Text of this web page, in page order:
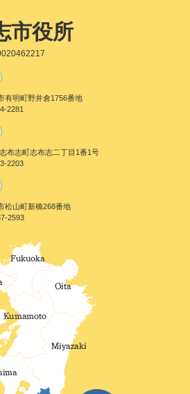
市役所
明町野井倉1756番地
2281
布志町志布志二丁目1番1号
2203
松山町新橋268番地
2593